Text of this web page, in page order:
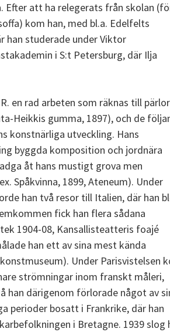
Efter att ha relegerats från skolan
kom han, med bl.a. Edelfelts
han studerade under Viktor
i S:t Petersburg, där Ilja
en rad arbeten som räknas till
Heikkis gumma, 1897), och de
konstnärliga utveckling. Hans
byggda komposition och jordnära
åt hans mustigt grova men
Spåkvinna, 1899, Ateneum). Under
han två resor till Italien, där han
fick han flera sådana
1904-08, Kansallisteatteris foajé
han ett av sina mest kända
Under Parisvistelsen
strömningar inom franskt måleri,
han därigenom förlorade något av
perioder bosatt i Frankrike, där han
i Bretagne. 1939 slog